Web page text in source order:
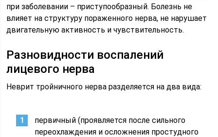
при заболевании – приступообразный. Болезнь не
влияет на структуру пораженного нерва, не нарушает
двигательную активность и чувствительность.
Разновидности воспалений
лицевого нерва
Неврит тройничного нерва разделяется на два вида:
первичный (проявляется после сильного
переохлаждения и осложнения простудного